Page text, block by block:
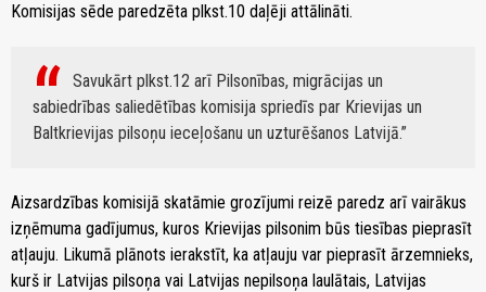
Komisijas sēde paredzēta plkst.10 daļēji attālināti.
Savukārt plkst.12 arī Pilsonības, migrācijas un
sabiedrības saliedētības komisija spriedīs par Krievijas un
Baltkrievijas pilsoņu ieceļošanu un uzturēšanos Latvijā.
Aizsardzības komisijā skatāmie grozījumi reizē paredz arī vairākus
izņēmuma gadījumus, kuros Krievijas pilsonim būs tiesības pieprasīt
atļauju. Likumā plānots ierakstīt, ka atļauju var pieprasīt ārzemnieks,
kurš ir Latvijas pilsoņa vai Latvijas nepilsoņa laulātais, Latvijas